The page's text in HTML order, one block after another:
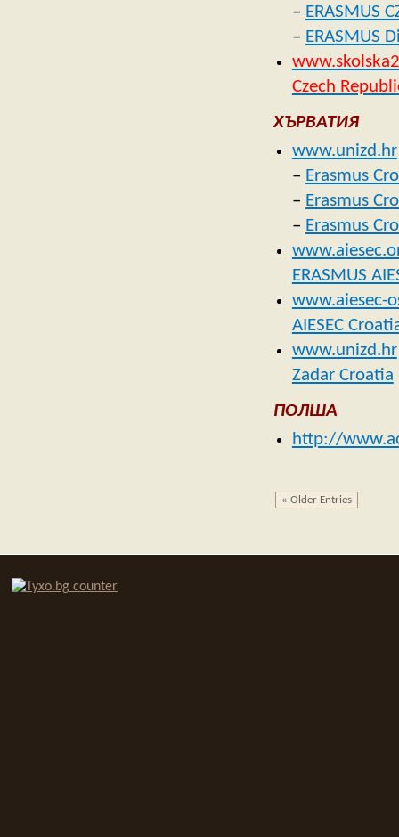
– ERASMUS
– ERASMUS
Czech
ХЪРВАТИЯ
www.unizd.hr
– Erasmus
– Erasmus
– Erasmus
ERASMUS
www.aiesec-
AIESEC
www.unizd.hr
Zadar Croatia
ПОЛША
http://
« Older Entries